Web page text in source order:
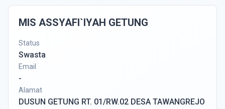
MIS ASSYAFI`IYAH GETUNG
Status
Swasta
Email
-
Alamat
DUSUN GETUNG RT. 01/RW.02 DESA TAWANGREJO